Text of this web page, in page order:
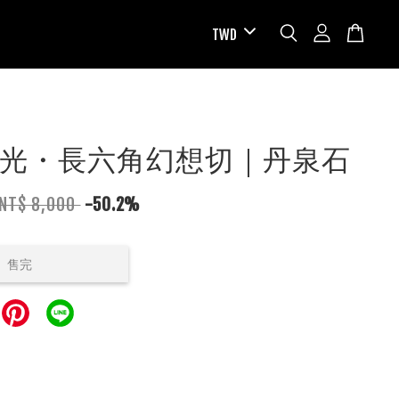
・長六角幻想切｜丹泉石
8,000 -50.2%
售完